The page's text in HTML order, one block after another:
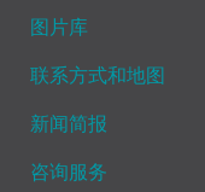
图片库
联系方式和地图
新闻简报
咨询服务